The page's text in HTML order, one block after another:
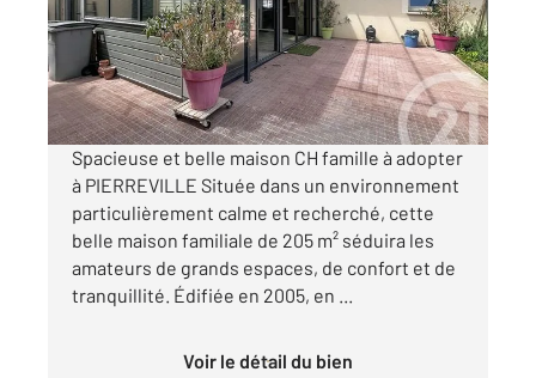
Maison à vendre
329 000 €
Visiter le site dédié
Spacieuse et belle maison CH famille à adopter
à PIERREVILLE Située dans un environnement
particulièrement calme et recherché, cette
belle maison familiale de 205 m² séduira les
amateurs de grands espaces, de confort et de
tranquillité. Édifiée en 2005, en ...
Voir le détail du bien